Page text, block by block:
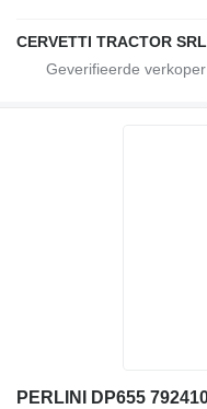
CERVETTI TRACTOR SRL